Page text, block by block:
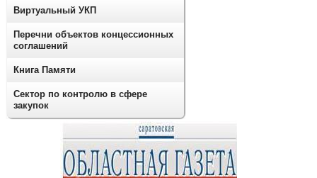
Виртуальный УКП
Перечни объектов концессионных
соглашений
Книга Памяти
Сектор по контролю в сфере
закупок